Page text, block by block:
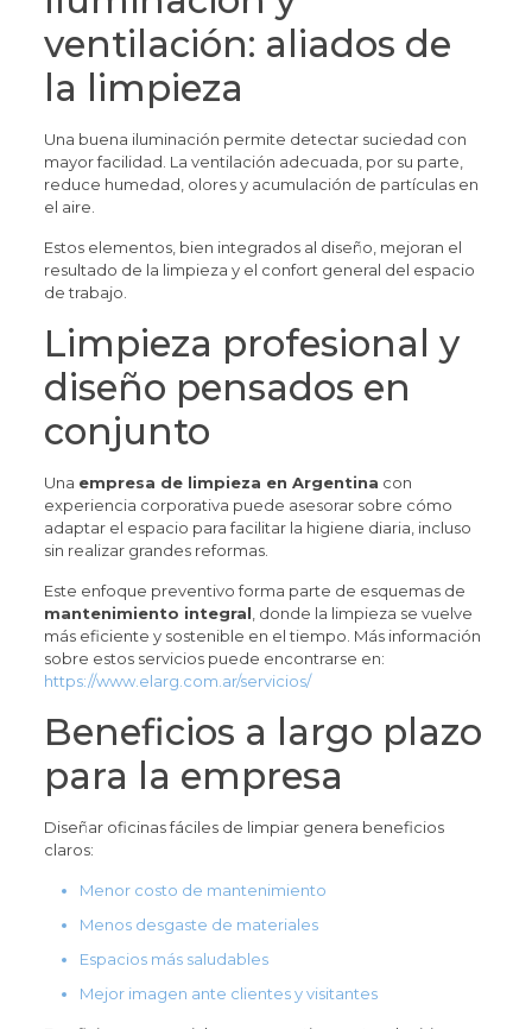
ventilación: aliados de
la limpieza
Una buena iluminación permite detectar suciedad con
mayor facilidad. La ventilación adecuada, por su parte,
reduce humedad, olores y acumulación de partículas en
el aire.
Estos elementos, bien integrados al diseño, mejoran el
resultado de la limpieza y el confort general del espacio
de trabajo.
Limpieza profesional y
diseño pensados en
conjunto
Una empresa de limpieza en Argentina con
experiencia corporativa puede asesorar sobre cómo
adaptar el espacio para facilitar la higiene diaria, incluso
sin realizar grandes reformas.
Este enfoque preventivo forma parte de esquemas de
mantenimiento integral , donde la limpieza se vuelve
más eficiente y sostenible en el tiempo. Más información
sobre estos servicios puede encontrarse en:
https://www.elarg.com.ar/servicios/
Beneficios a largo plazo
para la empresa
Diseñar oficinas fáciles de limpiar genera beneficios
claros:
Menor costo de mantenimiento
Menos desgaste de materiales
Espacios más saludables
Mejor imagen ante clientes y visitantes